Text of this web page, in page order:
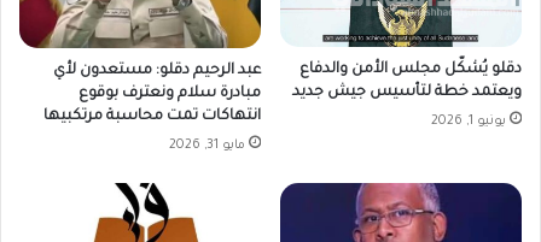
دقلو يُشكّل مجلس الأمن والدفاع
ويعتمد خطة لتأسيس جيش جديد
يونيو 1, 2026
عبد الرحيم دقلو: مستعدون لأي
مبادرة سلام ونعترف بوقوع
انتهاكات تمت محاسبة مرتكبيها
مايو 31, 2026